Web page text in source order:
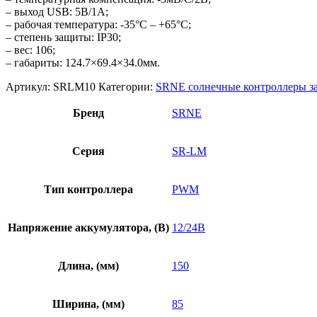
– выход USB: 5В/1А;
– рабочая температура: -35°С – +65°С;
– степень защиты: IP30;
– вес: 106;
– габариты: 124.7×69.4×34.0мм.
Артикул: SRLM10 Категории: SRNE солнечные контроллеры
Бренд SRNE
Серия SR-LM
Тип контроллера PWM
Напряжение аккумулятора, (В) 12/24В
Длина, (мм) 150
Ширина, (мм) 85